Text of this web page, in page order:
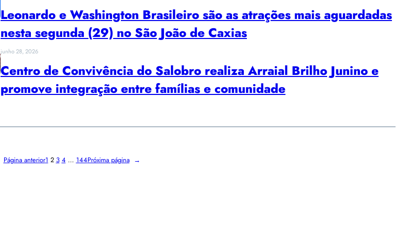
Leonardo e Washington Brasileiro são as atrações mais aguardadas
nesta segunda (29) no São João de Caxias
junho 28, 2026
Centro de Convivência do Salobro realiza Arraial Brilho Junino e
promove integração entre famílias e comunidade
Página anterior1 2 3 4 … 144Próxima página →